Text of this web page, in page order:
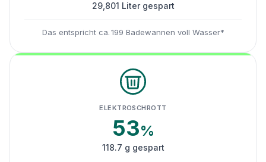
29,801 Liter gespart
Das entspricht ca. 199 Badewannen voll Wasser*
ELEKTROSCHROTT
53%
118.7 g gespart